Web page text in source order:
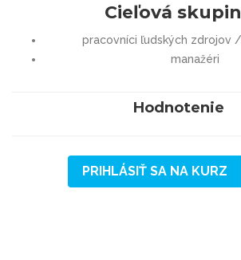
Cieľová
pracovníci ľudských zdrojov
manažéri
Hodnotenie
PRIHLÁSIŤ SA NA KURZ